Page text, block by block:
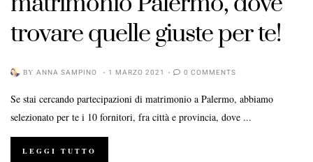
trovare quelle giuste per te!
BY ANNA SAMPINO 1 MARZO 2021 0 COMMENTS
Se stai cercando partecipazioni di matrimonio a Palermo, abbiamo
selezionato per te i 10 fornitori, fra città e provincia, dove ...
LEGGI TUTTO